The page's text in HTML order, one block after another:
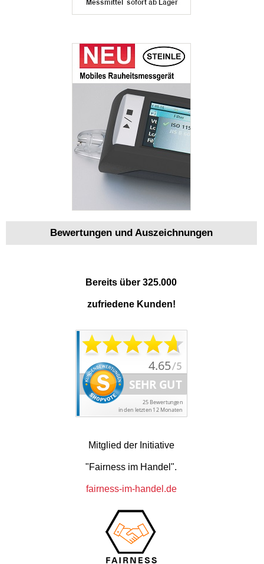
Bewertungen und Auszeichnungen
Bereits über 325.000
zufriedene Kunden!
Mitglied der Initiative
"Fairness im Handel".
fairness-im-handel.de